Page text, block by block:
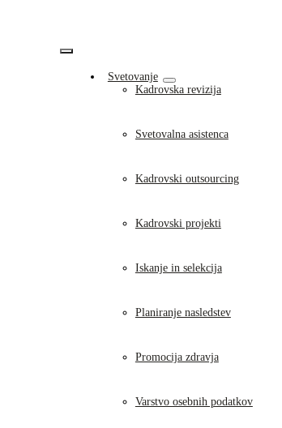
navigacijo
Svetovanje
Kadrovska revizija
Svetovalna asistenca
Kadrovski outsourcing
Kadrovski projekti
Iskanje in selekcija
Planiranje nasledstev
Promocija zdravja
Varstvo osebnih podatkov